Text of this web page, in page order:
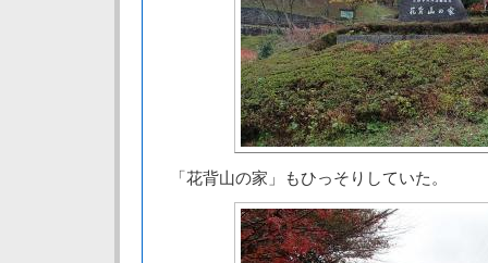
「花背山の家」もひっそりしていた。